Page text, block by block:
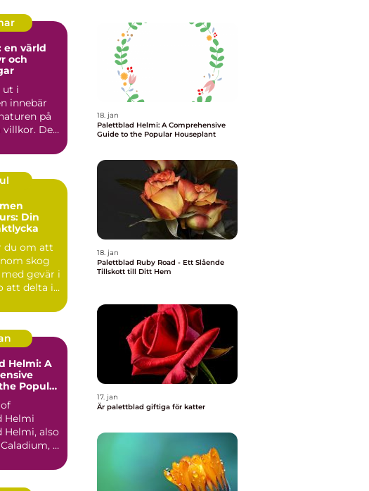
en värld
och
ut i
innebär
på
villkor. Det
Din
du om att
skog
gevär i
att delta i
Helmi: A
Popular
Helmi
Helmi, also
is
18. jan
Palettblad Helmi: A Comprehensive
Guide to the Popular Houseplant
18. jan
Palettblad Ruby Road - Ett Slående
Tillskott till Ditt Hem
17. jan
Är palettblad giftiga för katter